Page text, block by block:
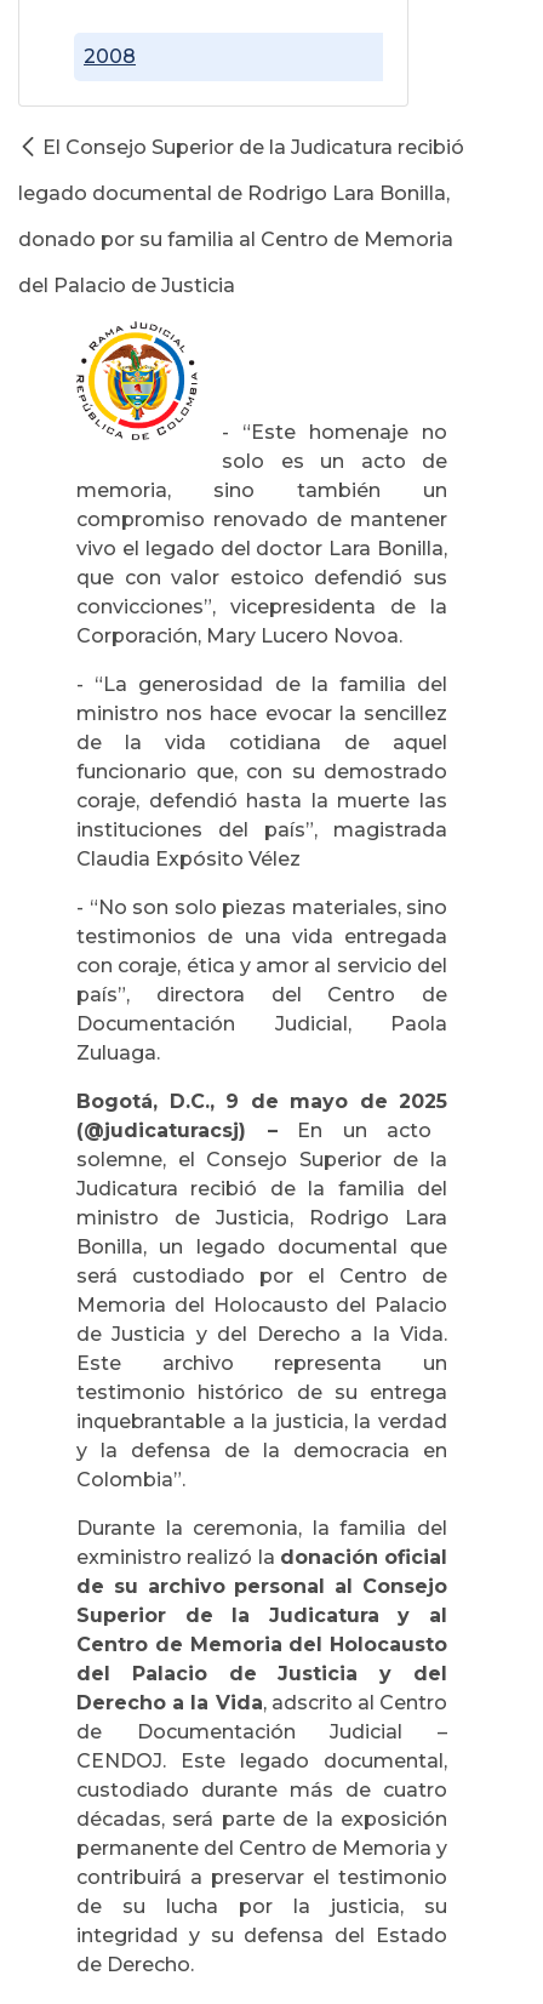
2008
El Consejo Superior de la Judicatura recibió
legado documental de Rodrigo Lara Bonilla,
donado por su familia al Centro de Memoria
del Palacio de Justicia
- “Este homenaje no
solo es un acto de
memoria, sino también un
compromiso renovado de mantener
vivo el legado del doctor Lara Bonilla,
que con valor estoico defendió sus
convicciones”, vicepresidenta de la
Corporación, Mary Lucero Novoa.
- “La generosidad de la familia del
ministro nos hace evocar la sencillez
de la vida cotidiana de aquel
funcionario que, con su demostrado
coraje, defendió hasta la muerte las
instituciones del país”, magistrada
Claudia Expósito Vélez
- “No son solo piezas materiales, sino
testimonios de una vida entregada
con coraje, ética y amor al servicio del
país”, directora del Centro de
Documentación Judicial, Paola
Zuluaga.
Bogotá, D.C., 9 de mayo de 2025
(@judicaturacsj) –En un acto
solemne, el Consejo Superior de la
Judicatura recibió de la familia del
ministro de Justicia, Rodrigo Lara
Bonilla, un legado documental que
será custodiado por el Centro de
Memoria del Holocausto del Palacio
de Justicia y del Derecho a la Vida.
Este archivo representa un
testimonio histórico de su entrega
inquebrantable a la justicia, la verdad
y la defensa de la democracia en
Colombia”.
Durante la ceremonia, la familia del
exministro realizó la donación oficial
de su archivo personal al Consejo
Superior de la Judicatura y al
Centro de Memoria del Holocausto
del Palacio de Justicia y del
Derecho a la Vida, adscrito al Centro
de Documentación Judicial –
CENDOJ. Este legado documental,
custodiado durante más de cuatro
décadas, será parte de la exposición
permanente del Centro de Memoria y
contribuirá a preservar el testimonio
de su lucha por la justicia, su
integridad y su defensa del Estado
de Derecho.